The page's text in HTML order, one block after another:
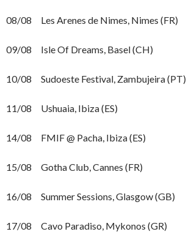
08/08 Les Arenes de Nimes, Nimes (FR)
09/08 Isle Of Dreams, Basel (CH)
10/08 Sudoeste Festival, Zambujeira (PT)
11/08 Ushuaia, Ibiza (ES)
14/08 FMIF @ Pacha, Ibiza (ES)
15/08 Gotha Club, Cannes (FR)
16/08 Summer Sessions, Glasgow (GB)
17/08 Cavo Paradiso, Mykonos (GR)